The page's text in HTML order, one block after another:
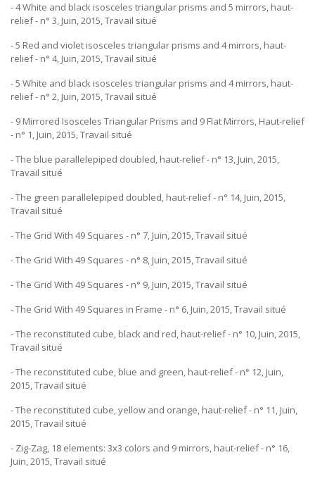
- 4 White and black isosceles triangular prisms and 5 mirrors, haut-
relief - n° 3, Juin, 2015, Travail situé
- 5 Red and violet isosceles triangular prisms and 4 mirrors, haut-
relief - n° 4, Juin, 2015, Travail situé
- 5 White and black isosceles triangular prisms and 4 mirrors, haut-
relief - n° 2, Juin, 2015, Travail situé
- 9 Mirrored Isosceles Triangular Prisms and 9 Flat Mirrors, Haut-relief
- n° 1, Juin, 2015, Travail situé
- The blue parallelepiped doubled, haut-relief - n° 13, Juin, 2015,
Travail situé
- The green parallelepiped doubled, haut-relief - n° 14, Juin, 2015,
Travail situé
- The Grid With 49 Squares - n° 7, Juin, 2015, Travail situé
- The Grid With 49 Squares - n° 8, Juin, 2015, Travail situé
- The Grid With 49 Squares - n° 9, Juin, 2015, Travail situé
- The Grid With 49 Squares in Frame - n° 6, Juin, 2015, Travail situé
- The reconstituted cube, black and red, haut-relief - n° 10, Juin, 2015,
Travail situé
- The reconstituted cube, blue and green, haut-relief - n° 12, Juin,
2015, Travail situé
- The reconstituted cube, yellow and orange, haut-relief - n° 11, Juin,
2015, Travail situé
- Zig-Zag, 18 elements: 3x3 colors and 9 mirrors, haut-relief - n° 16,
Juin, 2015, Travail situé